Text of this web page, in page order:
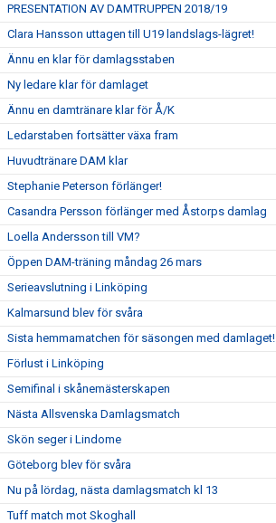
PRESENTATION AV DAMTRUPPEN 2018/19
Clara Hansson uttagen till U19 landslags-lägret!
Ännu en klar för damlagsstaben
Ny ledare klar för damlaget
Ännu en damtränare klar för Å/K
Ledarstaben fortsätter växa fram
Huvudtränare DAM klar
Stephanie Peterson förlänger!
Casandra Persson förlänger med Åstorps damlag
Loella Andersson till VM?
Öppen DAM-träning måndag 26 mars
Serieavslutning i Linköping
Kalmarsund blev för svåra
Sista hemmamatchen för säsongen med damlaget!
Förlust i Linköping
Semifinal i skånemästerskapen
Nästa Allsvenska Damlagsmatch
Skön seger i Lindome
Göteborg blev för svåra
Nu på lördag, nästa damlagsmatch kl 13
Tuff match mot Skoghall